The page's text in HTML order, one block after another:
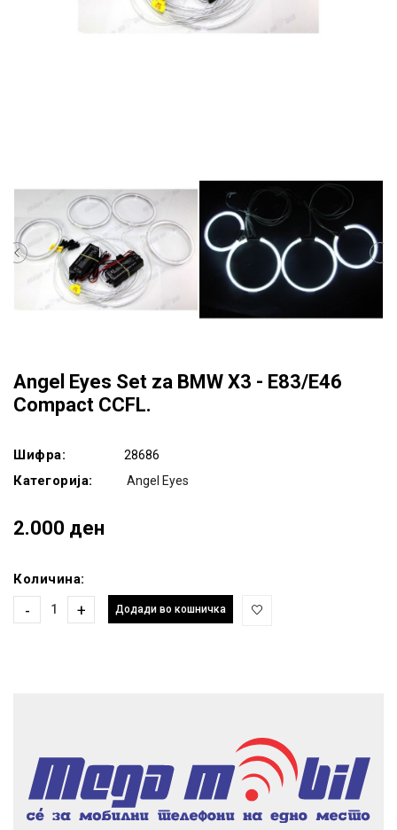
Angel Eyes Set za BMW X3 - E83/E46
Compact CCFL.
Шифра: 28686
Категорија: Angel Eyes
2.000 ден
Количина:
- + Додади во кошничка